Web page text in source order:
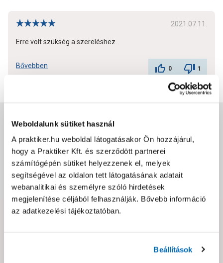
Weboldalunk sütiket használ
A praktiker.hu weboldal látogatásakor Ön hozzájárul,
hogy a Praktiker Kft. és szerződött partnerei
számítógépén sütiket helyezzenek el, melyek
segítségével az oldalon tett látogatásának adatait
webanalitikai és személyre szóló hirdetések
megjelenítése céljából felhasználják. Bővebb információ
az adatkezelési tájékoztatóban.
Beállítások
2021.07.11.
Erre volt szükség a szereléshez.
Bővebben 0 1
Jótállás, szavatosság
Csomagolási és súly információk
Dokumentumok, felelős személy